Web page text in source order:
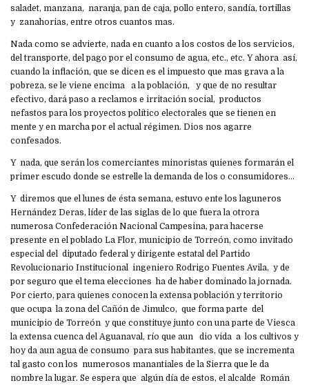
saladet, manzana, naranja, pan de caja, pollo entero, sandía, tortillas
y zanahorias, entre otros cuantos mas.
Nada como se advierte, nada en cuanto a los costos de los servicios,
del transporte, del pago por el consumo de agua, etc., etc. Y ahora así,
cuando la inflación, que se dicen es el impuesto que mas grava a la
pobreza, se le viene encima a la población, y que de no resultar
efectivo, dará paso a reclamos e irritación social, productos
nefastos para los proyectos político electorales que se tienen en
mente y en marcha por el actual régimen. Dios nos agarre
confesados.
Y nada, que serán los comerciantes minoristas quienes formarán el
primer escudo donde se estrelle la demanda de los o consumidores…
Y diremos que el lunes de ésta semana, estuvo ente los laguneros
Hernández Deras, líder de las siglas de lo que fuera la otrora
numerosa Confederación Nacional Campesina, para hacerse
presente en el poblado La Flor, municipio de Torreón, como invitado
especial del diputado federal y dirigente estatal del Partido
Revolucionario Institucional ingeniero Rodrigo Fuentes Avila, y de
por seguro que el tema elecciones ha de haber dominado la jornada.
Por cierto, para quienes conocen la extensa población y territorio
que ocupa la zona del Cañón de Jimulco, que forma parte del
municipio de Torreón y que constituye junto con una parte de Viesca
la extensa cuenca del Aguanaval, río que aun dio vida a los cultivos y
hoy da aun agua de consumo para sus habitantes, que se incrementa
tal gasto con los numerosos manantiales de la Sierra que le da
nombre la lugar. Se espera que algún día de estos, el alcalde Román